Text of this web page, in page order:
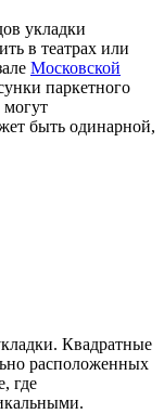
укладки
в театрах или
Московской
паркетного
быть одинарной,
Квадратные
расположенных
где